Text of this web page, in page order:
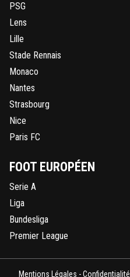
PSG
Lens
Lille
Stade Rennais
Monaco
Nantes
Strasbourg
Nice
Paris FC
FOOT EUROPÉEN
Serie A
Liga
Bundesliga
Premier League
Mentions Légales - Confidentialité